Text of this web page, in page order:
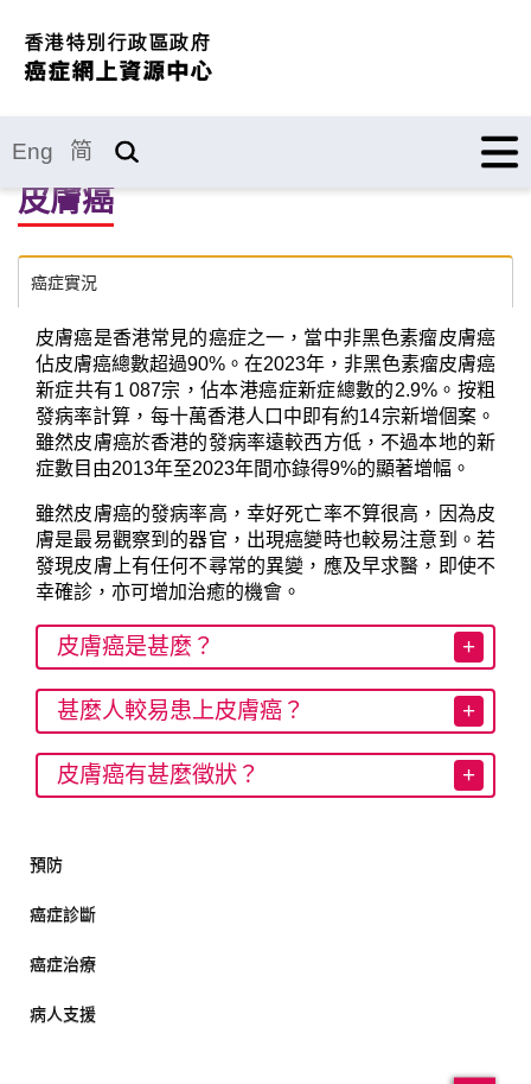
Eng 简
皮膚癌
癌症實況
皮膚癌是香港常見的癌症之一，當中非黑色素瘤皮膚癌
佔皮膚癌總數超過90%。在2023年，非黑色素瘤皮膚癌
新症共有1 087宗，佔本港癌症新症總數的2.9%。按粗
發病率計算，每十萬香港人口中即有約14宗新增個案。
雖然皮膚癌於香港的發病率遠較西方低，不過本地的新
症數目由2013年至2023年間亦錄得9%的顯著增幅。
雖然皮膚癌的發病率高，幸好死亡率不算很高，因為皮
膚是最易觀察到的器官，出現癌變時也較易注意到。若
發現皮膚上有任何不尋常的異變，應及早求醫，即使不
幸確診，亦可增加治癒的機會。
皮膚癌是甚麼？
甚麼人較易患上皮膚癌？
皮膚癌有甚麼徵狀？
預防
癌症診斷
癌症治療
病人支援